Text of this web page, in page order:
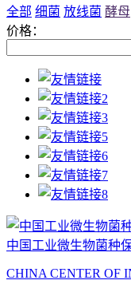
全部 细菌 放线菌 酵母
价格：
中国工业微生物菌种
CHINA CENTER OF